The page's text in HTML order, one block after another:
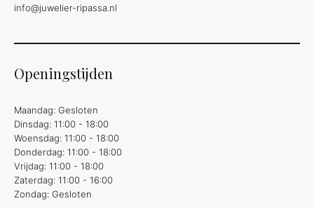
info@juwelier-ripassa.nl
Openingstijden
Maandag: Gesloten
Dinsdag: 11:00 - 18:00
Woensdag: 11:00 - 18:00
Donderdag: 11:00 - 18:00
Vrijdag: 11:00 - 18:00
Zaterdag: 11:00 - 16:00
Zondag: Gesloten